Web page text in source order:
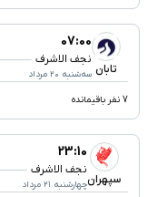
تابان
07:00
نجف الاشرف
سه‌شنبه ۲۰ مرداد
7 نفر باقیمانده
سپهران
23:10
نجف الاشرف
چهارشنبه ۲۱ مرداد